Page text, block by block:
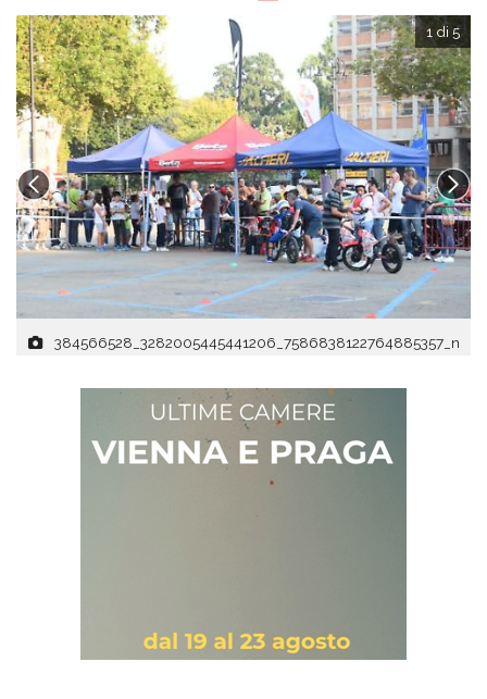
384566528_3282005445441206_7586838122764885357_n
1 di 5